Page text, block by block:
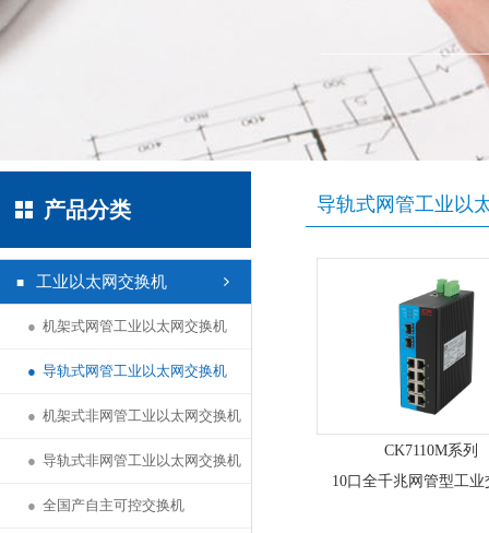
产品分类
工业以太网交换机
● 机架式网管工业以太网交换机
● 导轨式网管工业以太网交换机
● 机架式非网管工业以太网交换机
● 导轨式非网管工业以太网交换机
● 全国产自主可控交换机
导轨式网管工业以
CK7110M系列
10口全千兆网管型工业